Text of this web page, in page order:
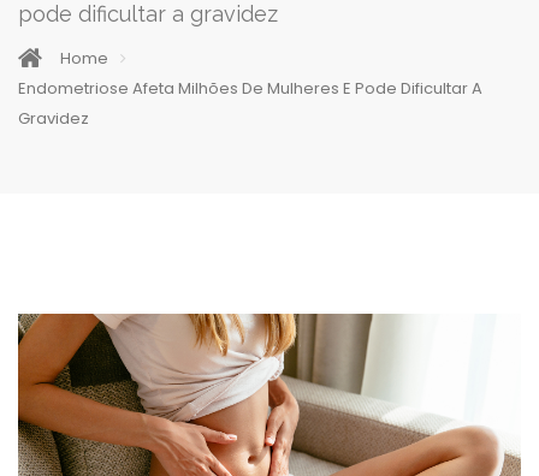
pode dificultar a gravidez
Home
Endometriose Afeta Milhões De Mulheres E Pode Dificultar A
Gravidez